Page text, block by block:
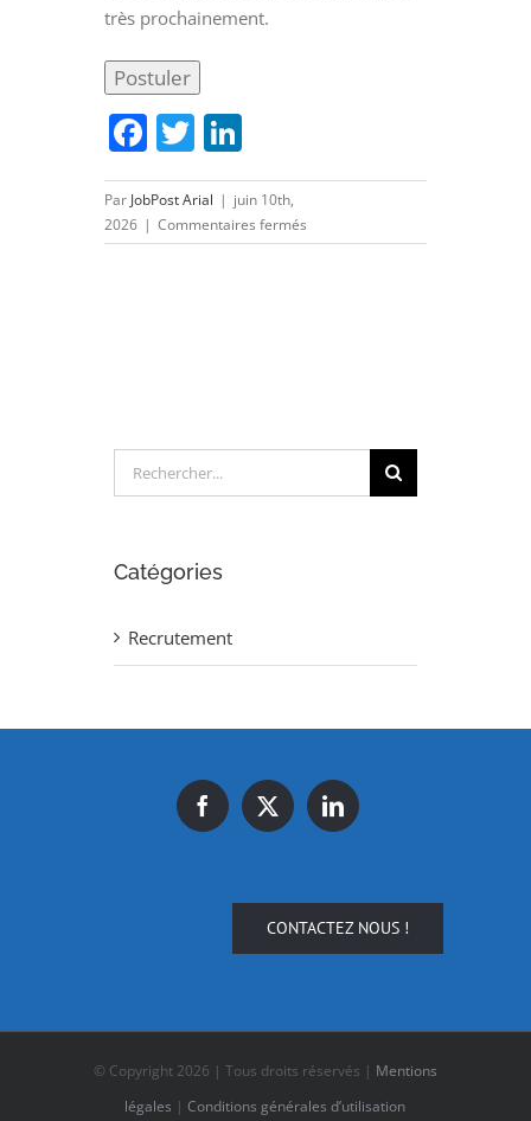
très prochainement.
Facebook
Twitter
Par JobPost Arial | juin 10th,
2026 | Commentaires fermés
DESSINATEUR
Rechercher:
Catégories
Recrutement
CONTACTEZ NOUS !
© Copyright 2026 | Tous droits réservés | Mentions
légales |Conditions générales d’utilisation